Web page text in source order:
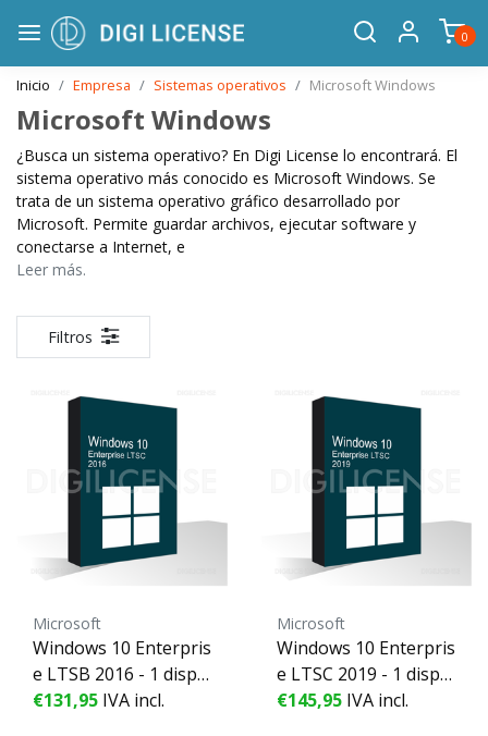
0
Inicio Empresa Sistemas operativos Microsoft Windows
Microsoft Windows
¿Busca un sistema operativo? En Digi License lo encontrará. El
sistema operativo más conocido es Microsoft Windows. Se
trata de un sistema operativo gráfico desarrollado por
Microsoft. Permite guardar archivos, ejecutar software y
conectarse a Internet, e
Leer más.
Filtros
Microsoft
Windows 10 Enterpris
e LTSB 2016 - 1 dispo
sitivo - perpetuo - Lic
€131,95 IVA incl.
Microsoft
Windows 10 Enterpris
e LTSC 2019 - 1 dispo
sitivo - perpetuo - Lic
€145,95 IVA incl.